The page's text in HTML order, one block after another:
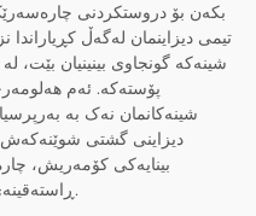
بکەن بۆ دروستکردنی
تیمی دیزاینمان لەگەڵ
شینەکە گونجاوی بینینیان بێت،
پۆستەکە. ئەم
شینەکانمان نەک بە
دیزاینی گشتی شوێنەکەش
بینایەکی کۆمەریش،
ڕاستەقینەی سەلامەتی و شێواز پێشکەش دەکەن.